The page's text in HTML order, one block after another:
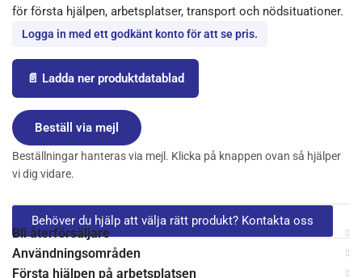
för första hjälpen, arbetsplatser, transport och nödsituationer.
Logga in med ett godkänt konto för att se pris.
📄 Ladda ner produktdatablad
Beställ via mejl
Beställningar hanteras via mejl. Klicka på knappen ovan så hjälper
vi dig vidare.
Behöver du hjälp att välja rätt produkt? Kontakta oss
Bli återförsäljare
Användningsområden
Första hjälpen på arbetsplatsen